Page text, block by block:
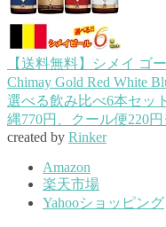
【送料無料】シメイ ゴ
Chimay Gold Red White
選べる飲み比べ6本セッ
縄770円、クール便220
created by Rinker
Amazon
楽天市場
Yahooショッピング